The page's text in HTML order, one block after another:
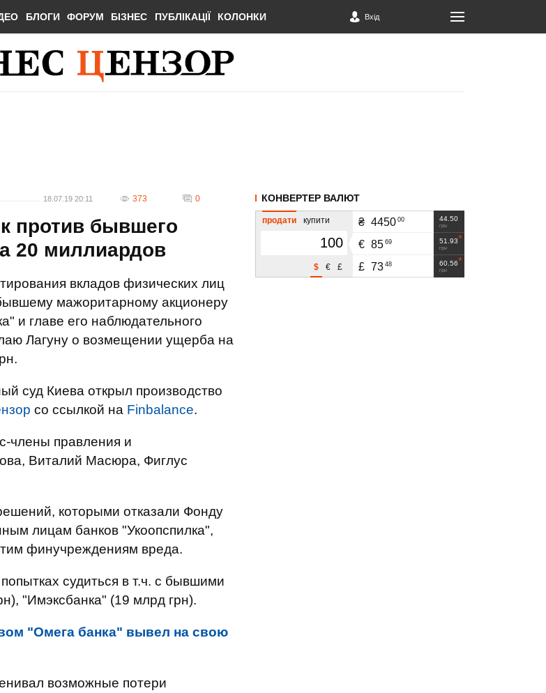
БЛОГИ ФОРУМ БІЗНЕС ПУБЛІКАЦІЇ КОЛОНКИ Вхід
18.07.19 20:11 373 0
против бывшего
20 миллиардов
вкладов физических лиц
мажоритарному акционеру
и главе его наблюдательного
Лагуну о возмещении ущерба на
суд Киева открыл производство
со ссылкой на Finbalance.
члены правления и
Виталий Масюра, Фиглус
которыми отказали Фонду
лицам банков "Укоопспилка",
финучреждениям вреда.
судиться в т.ч. с бывшими
"Имэксбанка" (19 млрд грн).
"Омега банка" вывел на свою
возможные потери
КОНВЕРТЕР ВАЛЮТ
продати купити
£
€
$
44.50
грн
₴ 4450 00
51.93
грн
€ 85 69
60.56
грн
£ 73 48